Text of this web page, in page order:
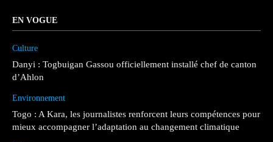
EN VOGUE
Culture
Danyi : Togbuigan Gassou officiellement installé chef de canton
d’Ahlon
Environnement
Togo : A Kara, les journalistes renforcent leurs compétences pour
mieux accompagner l’adaptation au changement climatique